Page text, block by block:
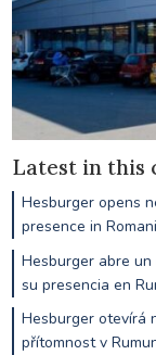
Latest in this
Hesburger opens
presence in
Hesburger abre
su presencia en
Hesburger otevírá
přítomnost v